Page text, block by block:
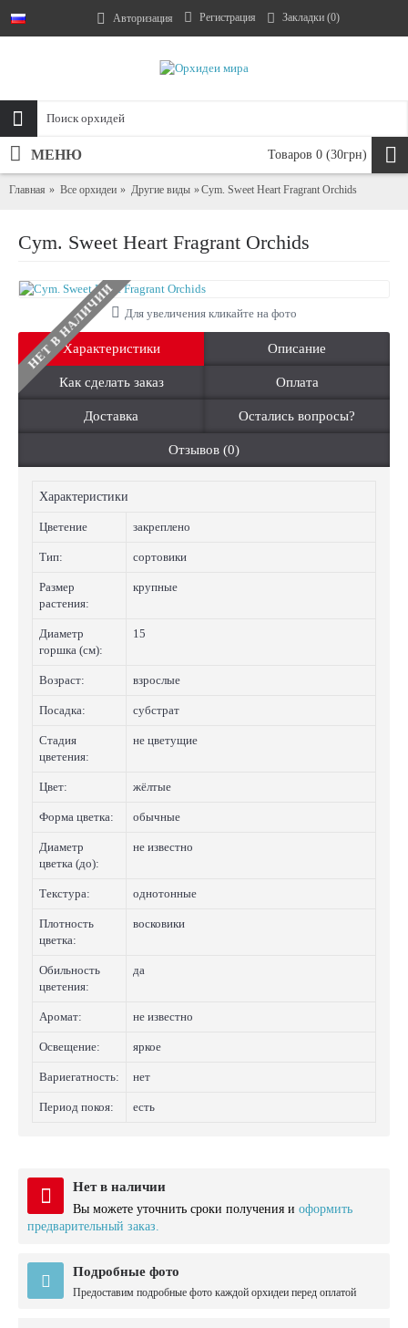
Авторизация Регистрация Закладки (0)
Товаров 0 (30грн)
МЕНЮ
Главная Все орхидеи Другие виды Cym. Sweet Heart Fragrant Orchids
Cym. Sweet Heart Fragrant Orchids
НЕТ В НАЛИЧИИ Для увеличения кликайте на фото
Характеристики Описание
Как сделать заказ Оплата
Доставка Остались вопросы?
Отзывов (0)
Характеристики
Цветение закреплено
Тип: сортовики
Размер
растения:
крупные
Диаметр
горшка (см):
15
Возраст: взрослые
Посадка: субстрат
Стадия
цветения:
не цветущие
Цвет: жёлтые
Форма цветка: обычные
Диаметр
цветка (до):
не известно
Текстура: однотонные
Плотность
цветка:
восковики
Обильность
цветения:
да
Аромат: не известно
Освещение: яркое
Вариегатность: нет
Период покоя: есть
Нет в наличии
Вы можете уточнить сроки получения и оформить
предварительный заказ.
Подробные фото
Предоставим подробные фото каждой орхидеи перед оплатой